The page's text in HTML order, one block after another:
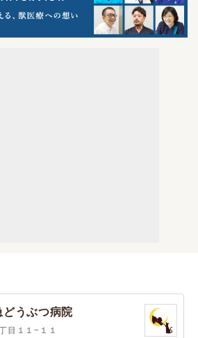
どうぶつ病院
目１１−１１